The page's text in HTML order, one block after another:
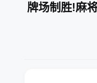
牌场制胜!麻